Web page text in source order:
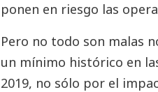
ponen en riesgo las
Pero no todo son malas
un mínimo histórico en
2019, no sólo por el